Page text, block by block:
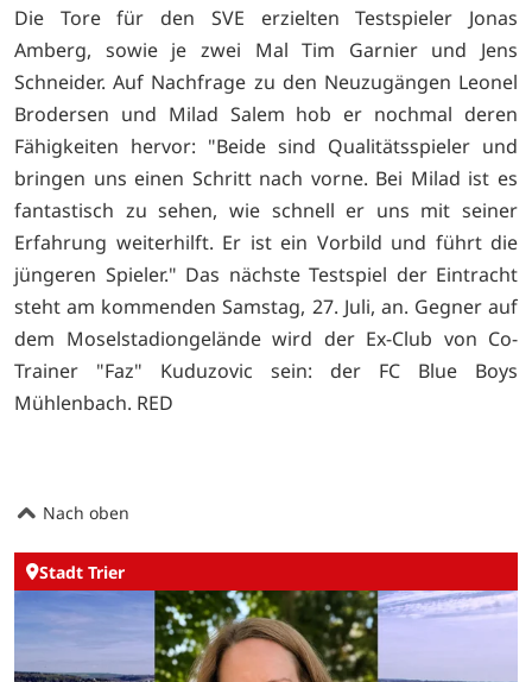
Die Tore für den SVE erzielten Testspieler Jonas
Amberg, sowie je zwei Mal Tim Garnier und Jens
Schneider. Auf Nachfrage zu den Neuzugängen Leonel
Brodersen und Milad Salem hob er nochmal deren
Fähigkeiten hervor: "Beide sind Qualitätsspieler und
bringen uns einen Schritt nach vorne. Bei Milad ist es
fantastisch zu sehen, wie schnell er uns mit seiner
Erfahrung weiterhilft. Er ist ein Vorbild und führt die
jüngeren Spieler." Das nächste Testspiel der Eintracht
steht am kommenden Samstag, 27. Juli, an. Gegner auf
dem Moselstadiongelände wird der Ex-Club von Co-
Trainer "Faz" Kuduzovic sein: der FC Blue Boys
Mühlenbach. RED
Nach oben
Stadt Trier